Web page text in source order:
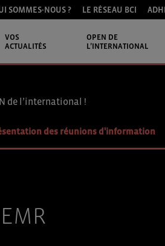
SOMMES-NOUS ? LE RÉSEAU BCI
VOS
ACTUALITÉS
OPEN DE
L’INTERNATIONAL
de l’international !
des réunions d'information
EMR